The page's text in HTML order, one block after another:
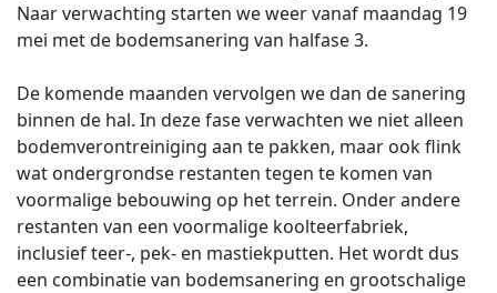
Naar verwachting starten we weer vanaf maandag 19
mei met de bodemsanering van halfase 3.
De komende maanden vervolgen we dan de sanering
binnen de hal. In deze fase verwachten we niet alleen
bodemverontreiniging aan te pakken, maar ook flink
wat ondergrondse restanten tegen te komen van
voormalige bebouwing op het terrein. Onder andere
restanten van een voormalige koolteerfabriek,
inclusief teer-, pek- en mastiekputten. Het wordt dus
een combinatie van bodemsanering en grootschalige